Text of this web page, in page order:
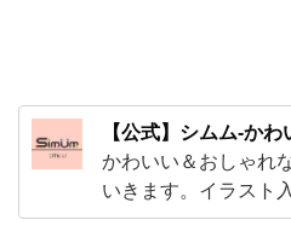
リ
ー
【公式】シムム-か
かわいい＆おしゃれ
いきます。イラスト
から、ExcelやWord